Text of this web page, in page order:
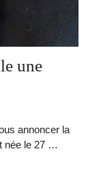
une
annoncer la
née le 27 …